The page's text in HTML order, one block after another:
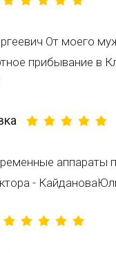
От моего
прибывание в
-